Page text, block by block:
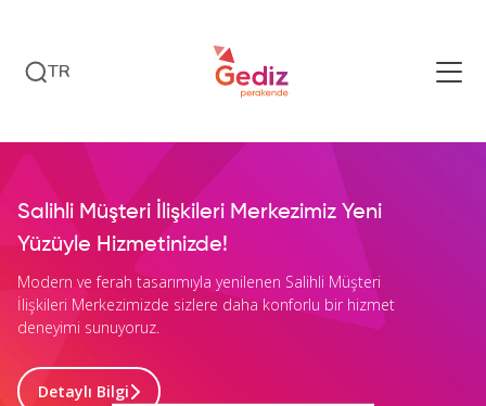
TR
Salihli Müşteri İlişkileri Merkezimiz Yeni
Yüzüyle Hizmetinizde!
Modern ve ferah tasarımıyla yenilenen Salihli Müşteri
İlişkileri Merkezimizde sizlere daha konforlu bir hizmet
deneyimi sunuyoruz.
Detaylı Bilgi